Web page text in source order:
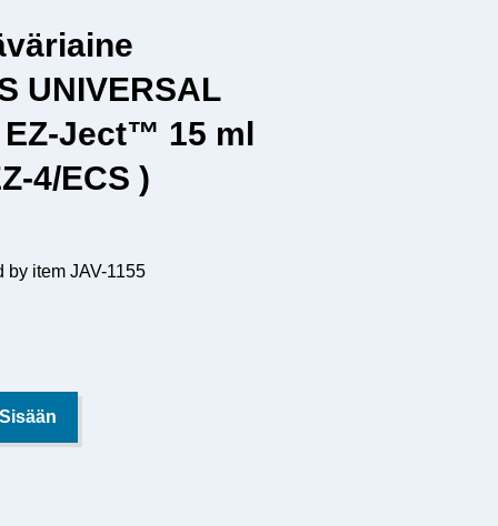
UNIVERSAL
EZ-Ject™ 15 ml
4/ECS )
by item JAV-1155